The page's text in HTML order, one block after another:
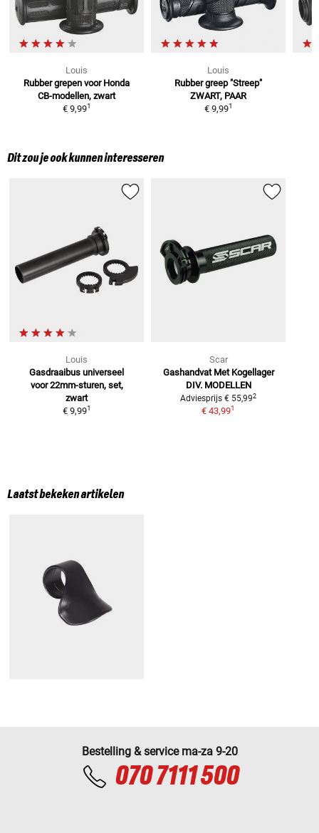
Louis
Rubber grepen voor Honda
CB-modellen, zwart
€ 9,991
Louis
Rubber greep "Streep"
ZWART, PAAR
€ 9,991
Dit zou je ook kunnen interesseren
Louis
Gasdraaibus universeel
voor 22mm-sturen, set,
zwart
€ 9,991
Scar
Gashandvat Met Kogellager
DIV. MODELLEN
Adviesprijs € 55,992
€ 43,991
Laatst bekeken artikelen
Bestelling & service ma-za 9-20
070 7111 500